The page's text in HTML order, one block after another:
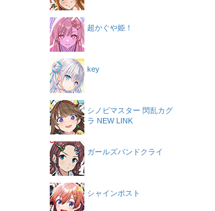
超かぐや姫！
key
シノビマスター 閃乱カグ
ラ NEW LINK
ガールズバンドクライ
シャインポスト